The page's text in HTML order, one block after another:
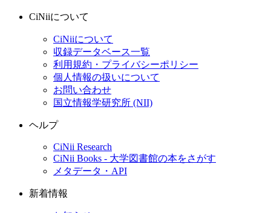
CiNiiについて
CiNiiについて
収録データベース一覧
利用規約・プライバシーポリシー
個人情報の扱いについて
お問い合わせ
国立情報学研究所 (NII)
ヘルプ
CiNii Research
CiNii Books - 大学図書館の本をさがす
メタデータ・API
新着情報